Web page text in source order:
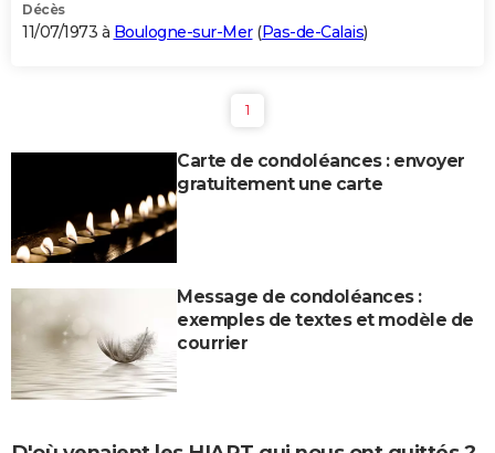
Décès
11/07/1973 à Boulogne-sur-Mer(Pas-de-Calais)
1
Carte de condoléances : envoyer
gratuitement une carte
Message de condoléances :
exemples de textes et modèle de
courrier